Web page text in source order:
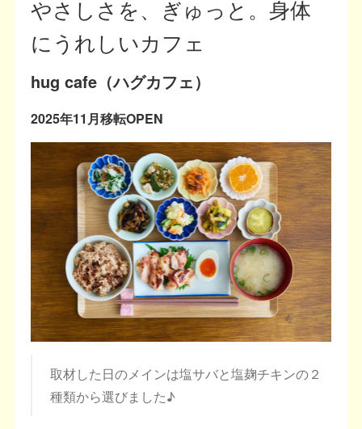
やさしさを、ぎゅっと。身体
にうれしいカフェ
hug cafe（ハグカフェ）
2025年11月移転OPEN
取材した日のメインは塩サバと塩麹チキンの２
種類から選びました♪